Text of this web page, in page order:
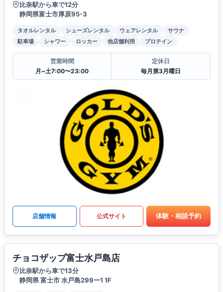
比奈駅から車で12分
静岡県富士市厚原95-3
タオルレンタル シューズレンタル ウェアレンタル
サウナ
駐車場
シャワー ロッカー 他店舗利用 プロテイン
営業時間
月~土7:00〜23:00
定休日
毎月第3月曜日
店舗情報 公式サイト 体験・相談予約
チョコザップ富士水戸島店
比奈駅から車で13分
静岡県 富士市 水戸島299ー1 1F